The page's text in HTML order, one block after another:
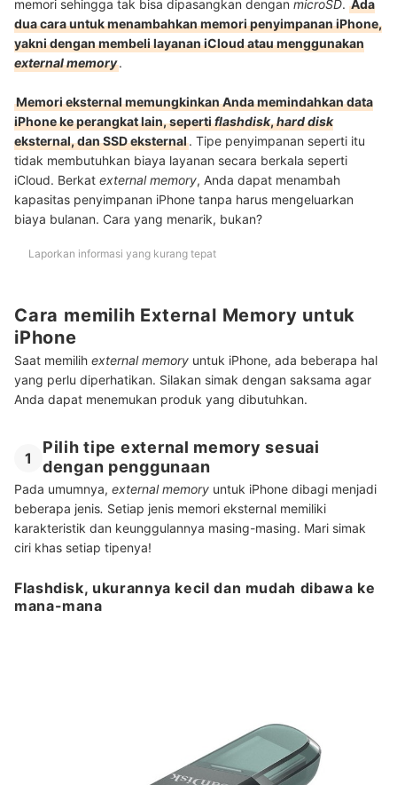
memori sehingga tak bisa dipasangkan dengan microSD. Ada
dua cara untuk menambahkan memori penyimpanan iPhone,
yakni dengan membeli layanan iCloud atau menggunakan
external memory.
Memori eksternal memungkinkan Anda memindahkan data
iPhone ke perangkat lain, sepertiflashdisk,hard disk
eksternal, dan SSD eksternal. Tipe penyimpanan seperti itu
tidak membutuhkan biaya layanan secara berkala seperti
iCloud. Berkat external memory, Anda dapat menambah
kapasitas penyimpanan iPhone tanpa harus mengeluarkan
biaya bulanan. Cara yang menarik, bukan?
Laporkan informasi yang kurang tepat
Cara memilih External Memory untuk
iPhone
Saat memilih external memory untuk iPhone, ada beberapa hal
yang perlu diperhatikan. Silakan simak dengan saksama agar
Anda dapat menemukan produk yang dibutuhkan.
1
Pilih tipe external memory sesuai
dengan penggunaan
Pada umumnya, external memory untuk iPhone dibagi menjadi
beberapa jenis. Setiap jenis memori eksternal memiliki
karakteristik dan keunggulannya masing-masing. Mari simak
ciri khas setiap tipenya!
Flashdisk, ukurannya kecil dan mudah dibawa ke
mana-mana